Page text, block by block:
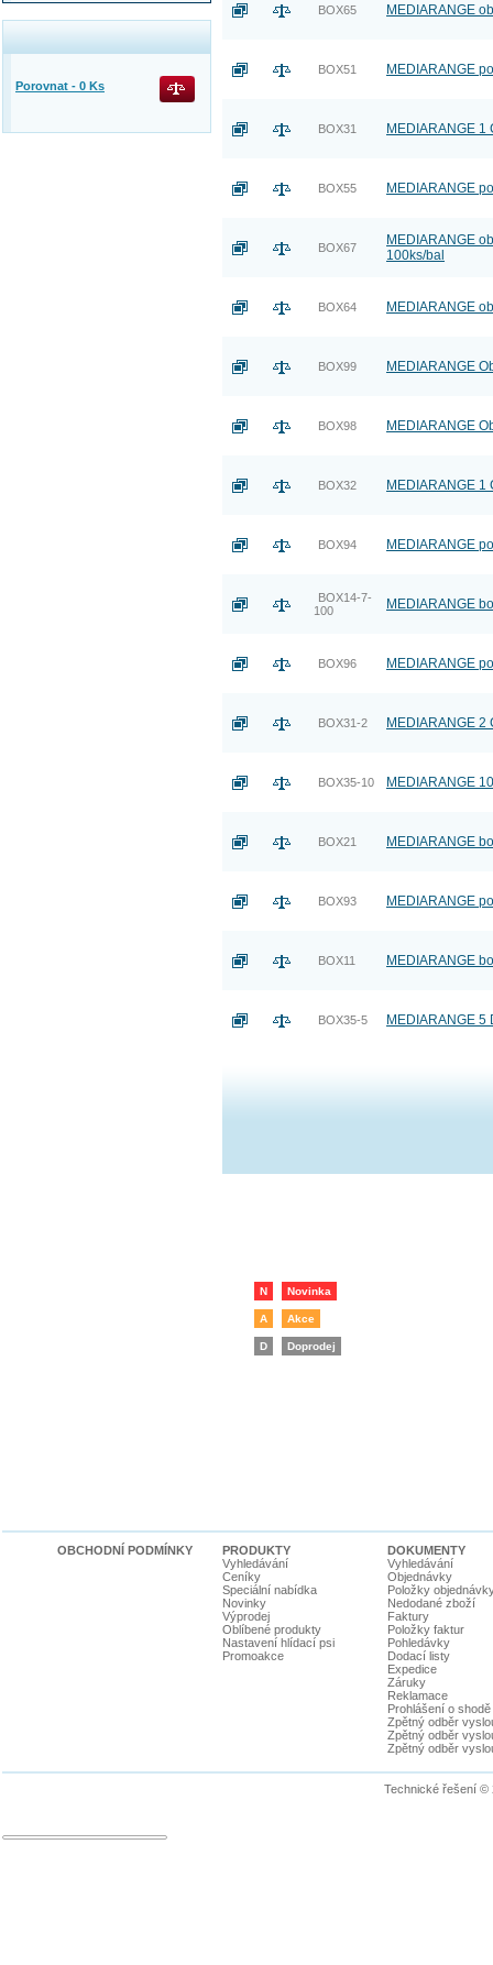
BOX65 MEDIARANGE
BOX51 MEDIARANGE
BOX31 MEDIARANGE 1
BOX55 MEDIARANGE
BOX67
MEDIARANGE
100ks/bal
BOX64 MEDIARANGE
BOX99 MEDIARANGE
BOX98 MEDIARANGE
BOX32 MEDIARANGE 1
BOX94 MEDIARANGE
BOX14-7-
100
MEDIARANGE
BOX96 MEDIARANGE
BOX31-2 MEDIARANGE 2
BOX35-10 MEDIARANGE
BOX21 MEDIARANGE
BOX93 MEDIARANGE
BOX11 MEDIARANGE
BOX35-5 MEDIARANGE 5
N Novinka
A Akce
D Doprodej
Porovnat - 0 Ks
OBCHODNÍ PODMÍNKY
PRODUKTY
Vyhledávání
Ceníky
Speciální nabídka
Novinky
Výprodej
Oblíbené produkty
Nastavení hlídací psi
Promoakce
DOKUMENTY
Vyhledávání
Objednávky
Položky
Nedodané zboží
Faktury
Položky faktur
Pohledávky
Dodací listy
Expedice
Záruky
Reklamace
Prohlášení o shodě
Zpětný odběr
Zpětný odběr
Zpětný odběr
Technické řešení ©